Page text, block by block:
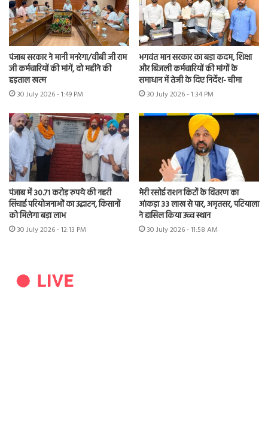
पंजाब सरकार ने मानी मनरेगा/वीबी जी राम
जी कर्मचारियों की मांगें, दो महीने की
हड़ताल खत्म
30 July 2026 - 1:49 PM
भगवंत मान सरकार का बड़ा कदम, शिक्षा
और बिजली कर्मचारियों की मांगों के
समाधान में तेजी के दिए निर्देश- चीमा
30 July 2026 - 1:34 PM
पंजाब में 30.71 करोड़ रुपये की नहरी
सिंचाई परियोजनाओं का उद्घाटन, किसानों
को मिलेगा बड़ा लाभ
30 July 2026 - 12:13 PM
मेरी रसोई राशन किटों के वितरण का
आंकड़ा 33 लाख से पार, अमृतसर, पटियाला
ने हासिल किया उच्च स्थान
30 July 2026 - 11:58 AM